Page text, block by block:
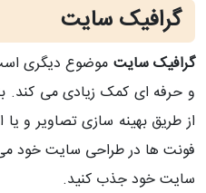
گرافیک سایت
گرافیک سایت موضوع دیگری
و حرفه ای کمک زیادی می کند.
از طریق بهینه سازی تصاویر و
فونت ها در طراحی سایت خود می
سایت خود جذب کنید.